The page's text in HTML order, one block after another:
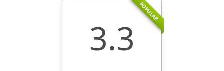
POPULAR
3.3